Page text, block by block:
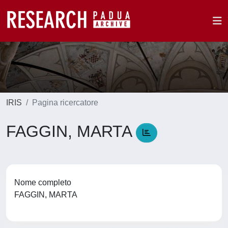
IRIS Pagina ricercatore
FAGGIN, MARTA
Nome completo
FAGGIN, MARTA